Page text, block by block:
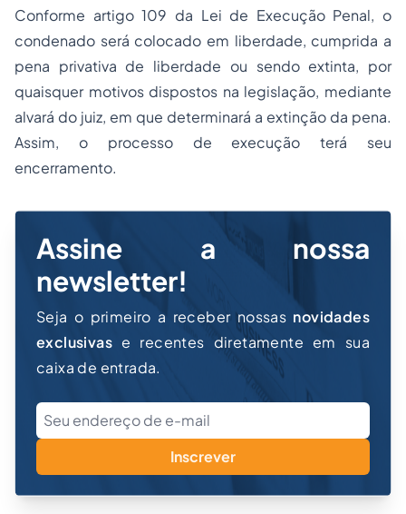
Conforme artigo 109 da Lei de Execução Penal, o
condenado será colocado em liberdade, cumprida a
pena privativa de liberdade ou sendo extinta, por
quaisquer motivos dispostos na legislação, mediante
alvará do juiz, em que determinará a extinção da pena.
Assim, o processo de execução terá seu
encerramento.
Assine a nossa
newsletter!
Seja o primeiro a receber nossas novidades
exclusivas e recentes diretamente em sua
caixa de entrada.
Inscrever